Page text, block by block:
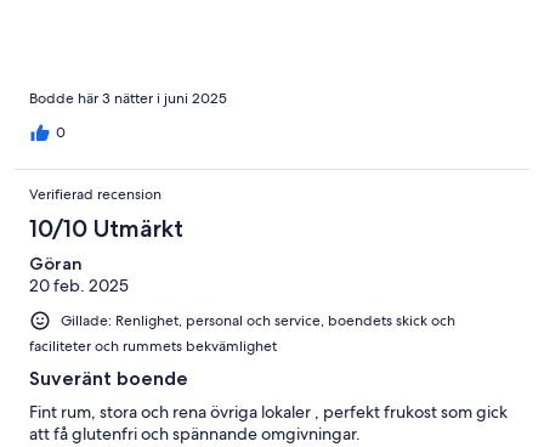
Bodde här 3 nätter i juni 2025
0
Verifierad recension
10/10 Utmärkt
Göran
20 feb. 2025
Gillade: Renlighet, personal och service, boendets skick och
faciliteter och rummets bekvämlighet
Suveränt boende
Fint rum, stora och rena övriga lokaler , perfekt frukost som gick
att få glutenfri och spännande omgivningar.